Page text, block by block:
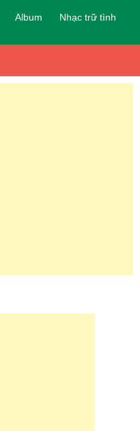
Album Nhạc trữ tình